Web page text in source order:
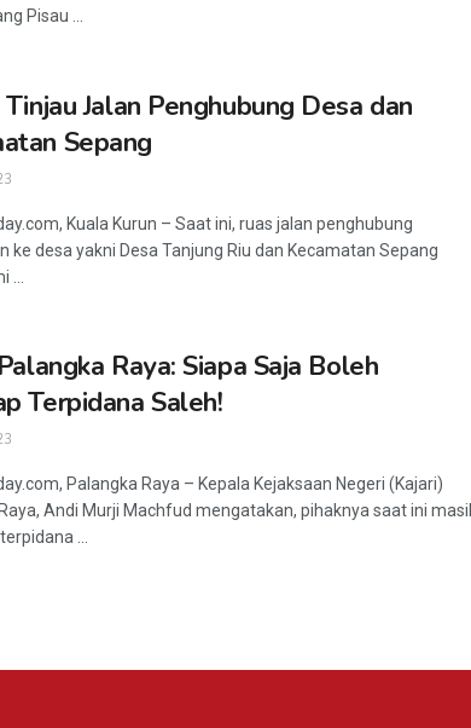
Pisau ...
Jalan Penghubung Desa dan
Sepang
Kuala Kurun – Saat ini, ruas jalan penghubung
ke desa yakni Desa Tanjung Riu dan Kecamatan Sepang
Raya: Siapa Saja Boleh
Terpidana Saleh!
Palangka Raya – Kepala Kejaksaan Negeri (Kajari)
Andi Murji Machfud mengatakan, pihaknya saat ini
...